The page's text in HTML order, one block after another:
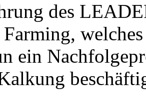
des
ein